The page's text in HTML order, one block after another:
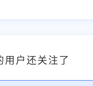
户还关注了